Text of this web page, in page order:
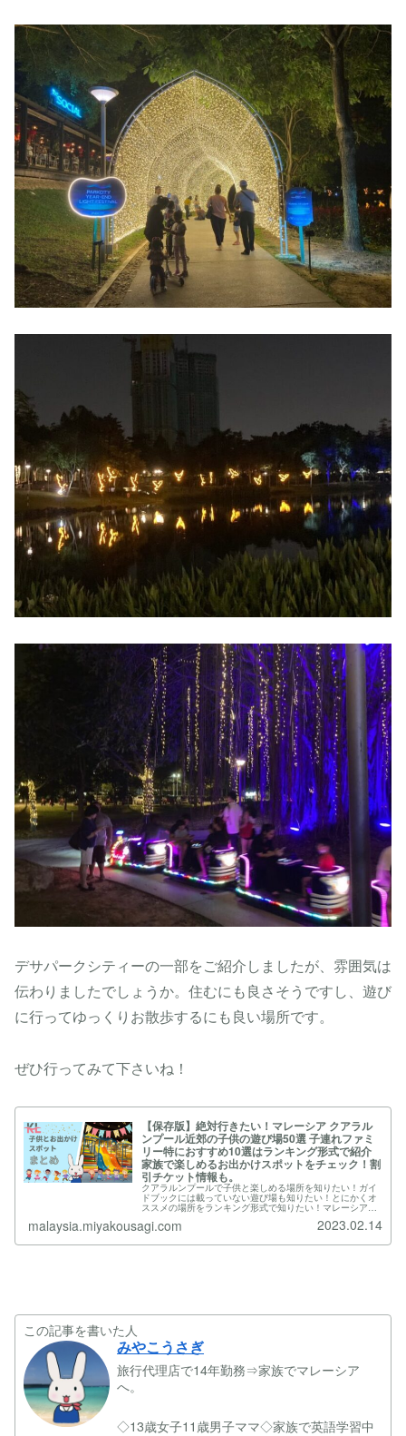
デサパークシティーの一部をご紹介しましたが、雰囲気は
伝わりましたでしょうか。住むにも良さそうですし、遊び
に行ってゆっくりお散歩するにも良い場所です。
ぜひ行ってみて下さいね！
【保存版】絶対行きたい！マレーシア クアラル
ンプール近郊の子供の遊び場50選 子連れファミ
リー特におすすめ10選はランキング形式で紹介
家族で楽しめるお出かけスポットをチェック！割
引チケット情報も。
クアラルンプールで子供と楽しめる場所を知りたい！ガイ
ドブックには載っていない遊び場も知りたい！とにかくオ
ススメの場所をランキング形式で知りたい！マレーシア在
住で元旅行代理店勤務の、みやこうさぎがそんな疑問に答
えます！
malaysia.miyakousagi.com 2023.02.14
この記事を書いた人
みやこうさぎ
旅行代理店で14年勤務⇒家族でマレーシア
へ。
◇13歳女子11歳男子ママ◇家族で英語学習中